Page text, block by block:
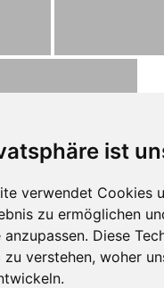
ist
verwendet Cookies
zu ermöglichen
anzupassen. Diese
zu verstehen, woher
für den Permalink